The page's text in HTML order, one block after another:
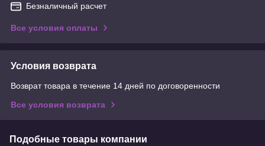
Безналичный расчет
Все условия оплаты
Условия возврата
Возврат товара в течение 14 дней по договоренности
Все условия возврата
Подобные товары компании